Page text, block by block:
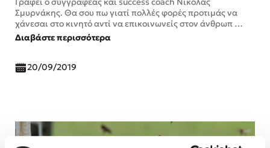
Σμυρνάκης. Θα σου πω γιατί πολλές φορές προτιμάς να
χάνεσαι στο κινητό αντί να επικοινωνείς στον άνθρωπ …
Διαβάστε περισσότερα
20/09/2019